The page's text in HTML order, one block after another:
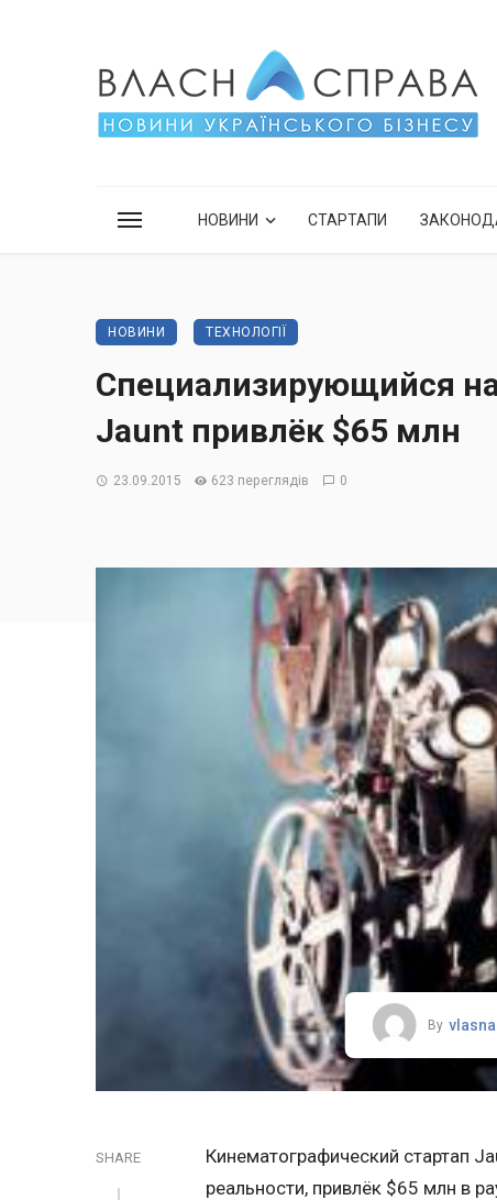
НОВИНИ СТАРТАПИ
НОВИНИ ТЕХНОЛОГІЇ
Специализирующийся
Jaunt привлёк $65 млн
23.09.2015 623 переглядів 0
By
SHARE
Кинематографический стартап
реальности, привлёк $65 млн в